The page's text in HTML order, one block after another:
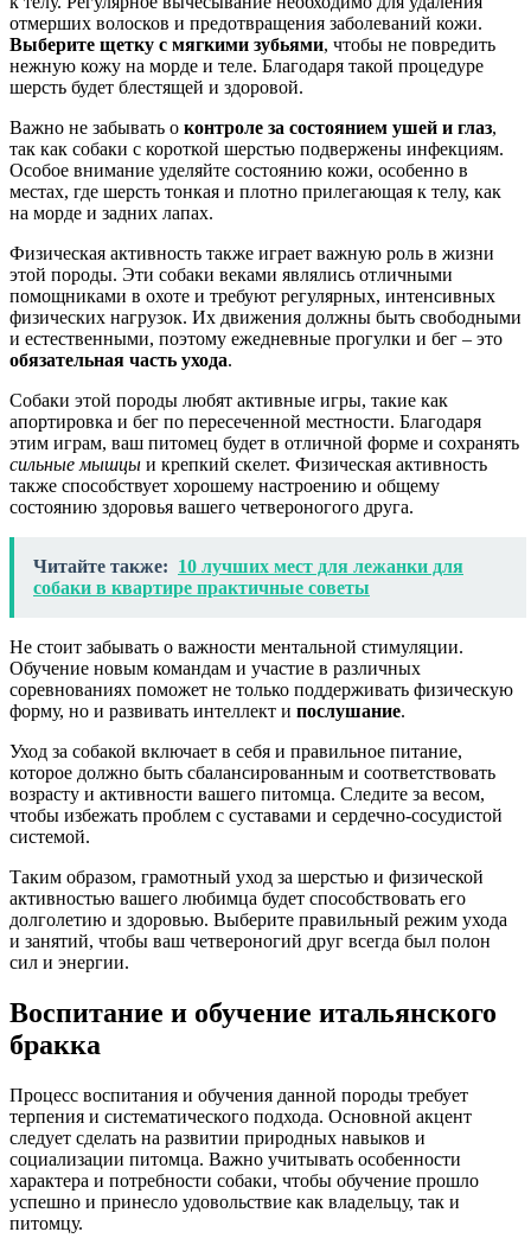
отмерших волосков и предотвращения заболеваний кожи.
Выберите щетку с мягкими зубьями, чтобы не повредить
нежную кожу на морде и теле. Благодаря такой процедуре
шерсть будет блестящей и здоровой.
Важно не забывать о контроле за состоянием ушей и глаз,
так как собаки с короткой шерстью подвержены инфекциям.
Особое внимание уделяйте состоянию кожи, особенно в
местах, где шерсть тонкая и плотно прилегающая к телу, как
на морде и задних лапах.
Физическая активность также играет важную роль в жизни
этой породы. Эти собаки веками являлись отличными
помощниками в охоте и требуют регулярных, интенсивных
физических нагрузок. Их движения должны быть свободными
и естественными, поэтому ежедневные прогулки и бег – это
обязательная часть ухода.
Собаки этой породы любят активные игры, такие как
апортировка и бег по пересеченной местности. Благодаря
этим играм, ваш питомец будет в отличной форме и сохранять
сильные мышцы и крепкий скелет. Физическая активность
также способствует хорошему настроению и общему
состоянию здоровья вашего четвероногого друга.
Читайте также: 10 лучших мест для лежанки для
собаки в квартире практичные советы
Не стоит забывать о важности ментальной стимуляции.
Обучение новым командам и участие в различных
соревнованиях поможет не только поддерживать физическую
форму, но и развивать интеллект и послушание.
Уход за собакой включает в себя и правильное питание,
которое должно быть сбалансированным и соответствовать
возрасту и активности вашего питомца. Следите за весом,
чтобы избежать проблем с суставами и сердечно-сосудистой
системой.
Таким образом, грамотный уход за шерстью и физической
активностью вашего любимца будет способствовать его
долголетию и здоровью. Выберите правильный режим ухода
и занятий, чтобы ваш четвероногий друг всегда был полон
сил и энергии.
Воспитание и обучение итальянского
бракка
Процесс воспитания и обучения данной породы требует
терпения и систематического подхода. Основной акцент
следует сделать на развитии природных навыков и
социализации питомца. Важно учитывать особенности
характера и потребности собаки, чтобы обучение прошло
успешно и принесло удовольствие как владельцу, так и
питомцу.